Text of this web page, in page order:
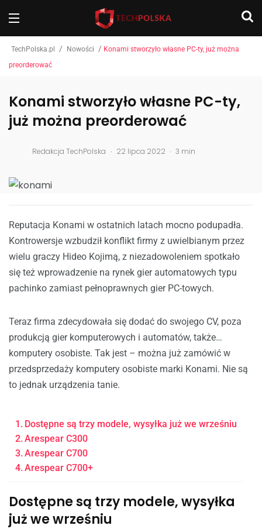
TechPolska.pl / Nowości / Konami stworzyło własne PC-ty, już można
preorderować
Konami stworzyło własne PC-ty,
już można preorderować
Redakcja TechPolska . 22 lipca 2022 . 3 min
Reputacja Konami w ostatnich latach mocno podupadła.
Kontrowersje wzbudził konflikt firmy z uwielbianym przez
wielu graczy Hideo Kojimą, z niezadowoleniem spotkało
się też wprowadzenie na rynek gier automatowych typu
pachinko zamiast pełnoprawnych gier PC-towych.
Teraz firma zdecydowała się dodać do swojego CV, poza
produkcją gier komputerowych i automatów, także…
komputery osobiste. Tak jest – można już zamówić w
przedsprzedaży komputery osobiste marki Konami. Nie są
to jednak urządzenia tanie.
Dostępne są trzy modele, wysyłka już we wrześniu
Arespear C300
Arespear C700
Arespear C700+
Dostępne są trzy modele, wysyłka
już we wrześniu